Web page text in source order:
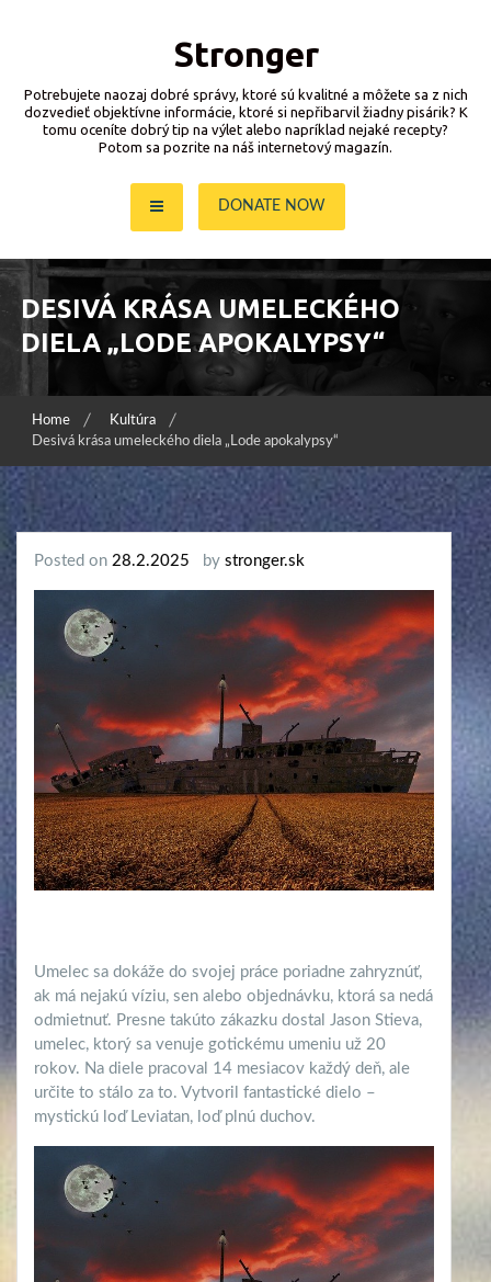
Stronger
Potrebujete naozaj dobré správy, ktoré sú kvalitné a môžete sa z nich
dozvedieť objektívne informácie, ktoré si nepřibarvil žiadny pisárik? K
tomu oceníte dobrý tip na výlet alebo napríklad nejaké recepty?
Potom sa pozrite na náš internetový magazín.
DONATE NOW
DESIVÁ KRÁSA UMELECKÉHO
DIELA „LODE APOKALYPSY“
Home
Kultúra
Desivá krása umeleckého diela „Lode apokalypsy“
Posted on 28.2.2025 by stronger.sk
Umelec sa dokáže do svojej práce poriadne zahryznúť,
ak má nejakú víziu, sen alebo objednávku, ktorá sa nedá
odmietnuť. Presne takúto zákazku dostal Jason Stieva,
umelec, ktorý sa venuje gotickému umeniu už 20
rokov. Na diele pracoval 14 mesiacov každý deň, ale
určite to stálo za to. Vytvoril fantastické dielo –
mystickú loď Leviatan, loď plnú duchov.